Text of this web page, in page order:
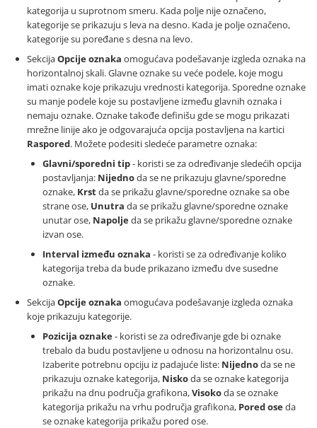
kategorija u suprotnom smeru. Kada polje nije označeno,
kategorije se prikazuju s leva na desno. Kada je polje označeno,
kategorije su poređane s desna na levo.
SekcijaOpcije oznaka omogućava podešavanje izgleda oznaka na
horizontalnoj skali. Glavne oznake su veće podele, koje mogu
imati oznake koje prikazuju vrednosti kategorija. Sporedne oznake
su manje podele koje su postavljene između glavnih oznaka i
nemaju oznake. Oznake takođe definišu gde se mogu prikazati
mrežne linije ako je odgovarajuća opcija postavljena na kartici
Raspored. Možete podesiti sledeće parametre oznaka:
Glavni/sporedni tip- koristi se za određivanje sledećih opcija
postavljanja: Nijednoda se ne prikazuju glavne/sporedne
oznake, Krstda se prikažu glavne/sporedne oznake sa obe
strane ose, Unutra da se prikažu glavne/sporedne oznake
unutar ose, Napoljeda se prikažu glavne/sporedne oznake
izvan ose.
Interval između oznaka - koristi se za određivanje koliko
kategorija treba da bude prikazano između dve susedne
oznake.
SekcijaOpcije oznaka omogućava podešavanje izgleda oznaka
koje prikazuju kategorije.
Pozicija oznake- koristi se za određivanje gde bi oznake
trebalo da budu postavljene u odnosu na horizontalnu osu.
Izaberite potrebnu opciju iz padajuće liste: Nijednoda se ne
prikazuju oznake kategorija, Niskoda se oznake kategorija
prikažu na dnu područja grafikona,Visokoda se oznake
kategorija prikažu na vrhu područja grafikona, Pored oseda
se oznake kategorija prikažu pored ose.